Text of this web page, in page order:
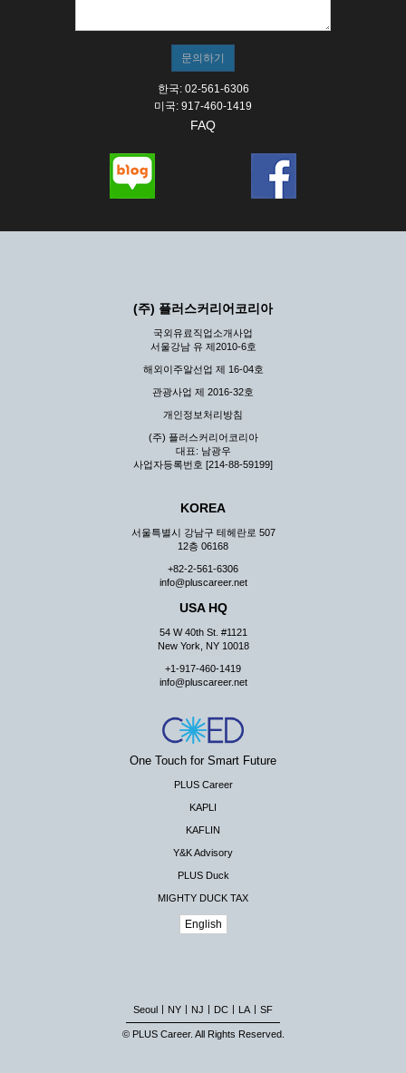
한국: 02-561-6306
미국: 917-460-1419
FAQ
(주) 플러스커리어코리아
국외유료직업소개사업
서울강남 유 제2010-6호
해외이주알선업 제 16-04호
관광사업 제 2016-32호
개인정보처리방침
(주) 플러스커리어코리아
대표: 남광우
사업자등록번호 [214-88-59199]
KOREA
서울특별시 강남구 테헤란로 507
12층 06168
+82-2-561-6306
info@pluscareer.net
USA HQ
54 W 40th St. #1121
New York, NY 10018
+1-917-460-1419
info@pluscareer.net
One Touch for Smart Future
PLUS Career
KAPLI
KAFLIN
Y&K Advisory
PLUS Duck
MIGHTY DUCK TAX
English
Seoul NY NJ DC LA SF
© PLUS Career. All Rights Reserved.